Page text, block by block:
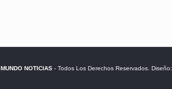
MUNDO NOTICIAS- Todos Los Derechos Reservados. Diseño: